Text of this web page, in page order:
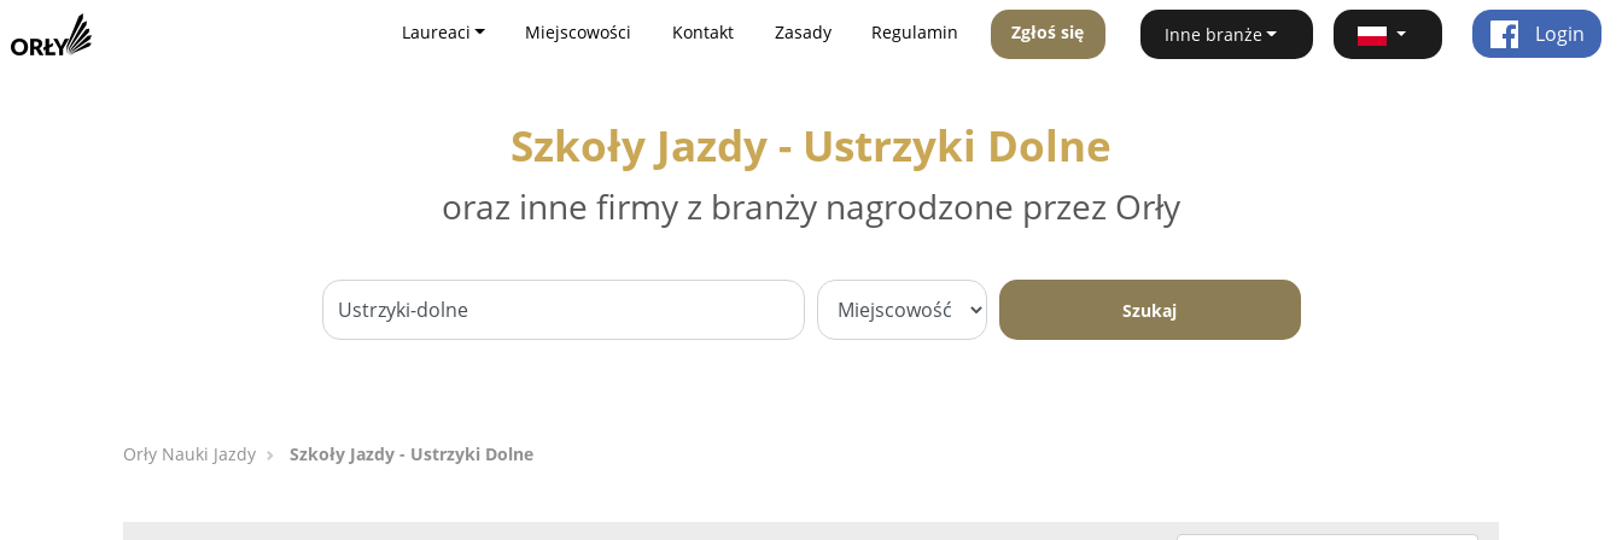
Laureaci Miejscowości Kontakt Zasady Regulamin Zgłoś się Inne branże Login
Szkoły Jazdy - Ustrzyki Dolne
oraz inne firmy z branży nagrodzone przez Orły
Szukaj
Orły Nauki Jazdy Szkoły Jazdy - Ustrzyki Dolne